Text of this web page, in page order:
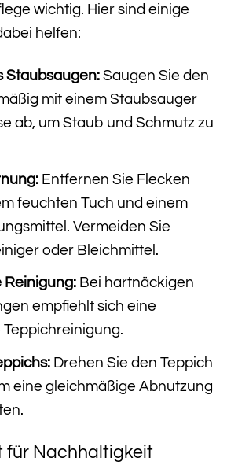
wichtig. Hier sind einige
helfen:
Staubsaugen:Saugen Sie den
mit einem Staubsauger
ab, um Staub und Schmutz zu
Entfernen Sie Flecken
feuchten Tuch und einem
Vermeiden Sie
oder Bleichmittel.
Reinigung:Bei hartnäckigen
empfiehlt sich eine
Drehen Sie den Teppich
eine gleichmäßige Abnutzung
für Nachhaltigkeit